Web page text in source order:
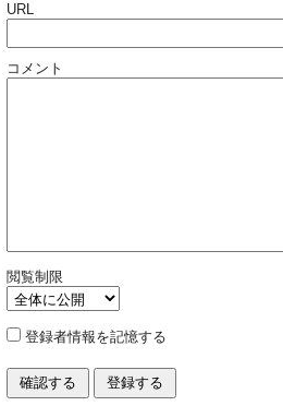
URL
コメント
閲覧制限
登録者情報を記憶する